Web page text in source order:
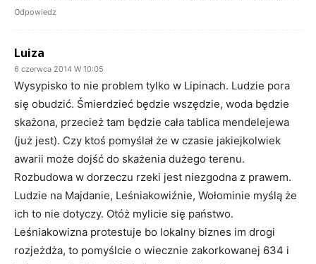
Odpowiedz
Luiza
6 czerwca 2014 W 10:05
Wysypisko to nie problem tylko w Lipinach. Ludzie pora
się obudzić. Śmierdzieć będzie wszędzie, woda będzie
skażona, przecież tam będzie cała tablica mendelejewa
(już jest). Czy ktoś pomyślał że w czasie jakiejkolwiek
awarii może dojść do skażenia dużego terenu.
Rozbudowa w dorzeczu rzeki jest niezgodna z prawem.
Ludzie na Majdanie, Leśniakowiźnie, Wołominie myślą że
ich to nie dotyczy. Otóż mylicie się państwo.
Leśniakowizna protestuje bo lokalny biznes im drogi
rozjeżdża, to pomyślcie o wiecznie zakorkowanej 634 i